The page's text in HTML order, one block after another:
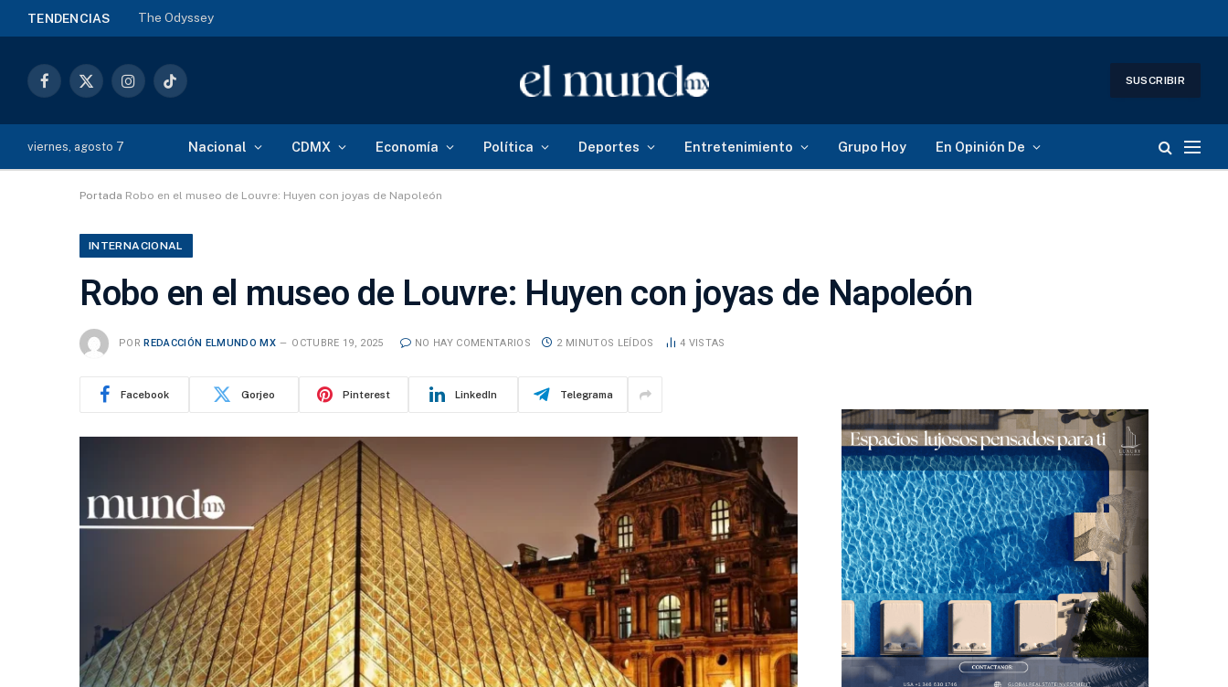
TENDENCIAS The Odyssey
Facebook
X
InstagramTikTok
SUSCRIBIR
viernes, agosto 7 Nacional CDMX Economía Política Deportes Entretenimiento Grupo Hoy En Opinión De
Portada Robo en el museo de Louvre: Huyen con joyas de Napoleón
INTERNACIONAL
Robo en el museo de Louvre: Huyen con joyas de Napoleón
POR REDACCIÓN ELMUNDO MX OCTUBRE 19, 2025 NO HAY COMENTARIOS 2 MINUTOS LEÍDOS 4 VISTAS
Facebook Gorjeo Pinterest LinkedIn Telegrama